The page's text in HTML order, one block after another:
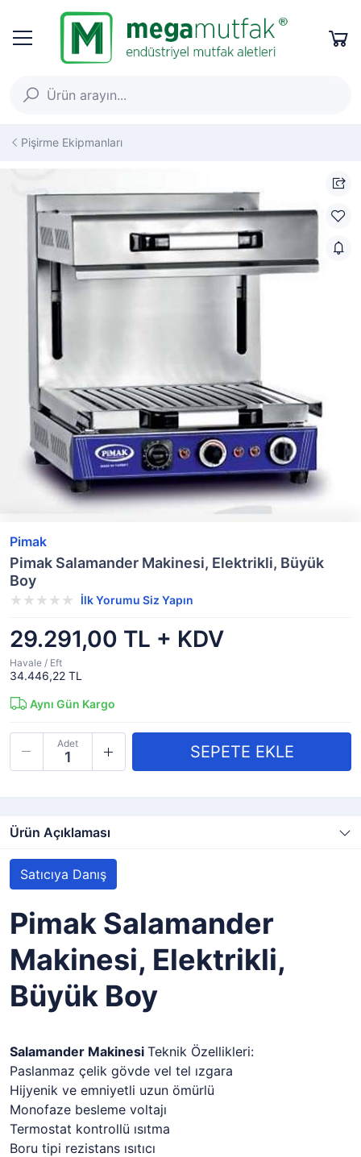
Pişirme Ekipmanları
Pimak
Pimak Salamander Makinesi, Elektrikli, Büyük
Boy
İlk Yorumu Siz Yapın
29.291,00 TL + KDV
Havale / Eft
34.446,22 TL
Aynı Gün Kargo
Adet
Ürün Açıklaması
Satıcıya Danış
Pimak Salamander
Makinesi, Elektrikli,
Büyük Boy
Salamander Makinesi Teknik Özellikleri:
Paslanmaz çelik gövde vel tel ızgara
Hijyenik ve emniyetli uzun ömürlü
Monofaze besleme voltajı
Termostat kontrollü ısıtma
Boru tipi rezistans ısıtıcı